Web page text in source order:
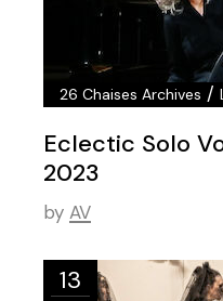
26 Chaises Archives /
Eclectic Solo
2023
by AV
13